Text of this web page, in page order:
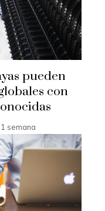
pueden
con
semana